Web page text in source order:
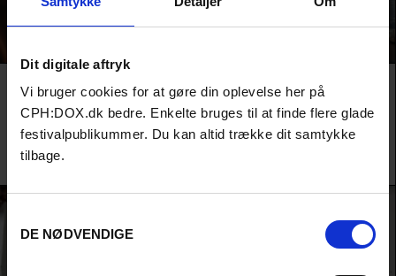
Dit digitale aftryk
Vi bruger cookies for at gøre din oplevelse her på
CPH:DOX.dk bedre. Enkelte bruges til at finde flere glade
festivalpublikummer. Du kan altid trække dit samtykke
tilbage.
DE NØDVENDIGE
ALL ABOUT THE MONEY
anti-kapitalist fra en af USAs rigeste famillier i en af årets mest utrolige
historier.